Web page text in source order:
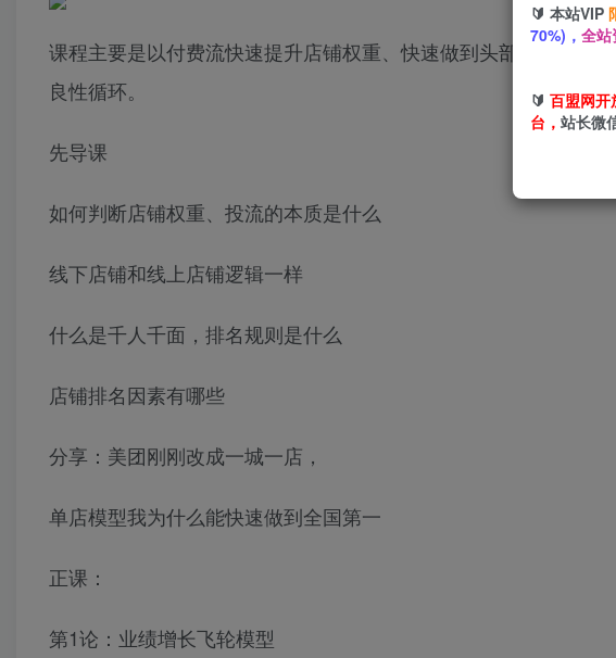
课程主要是以付费流快速提升店铺权重、快速做到头部，带动自
良性循环。
先导课
如何判断店铺权重、投流的本质是什么
线下店铺和线上店铺逻辑一样
什么是千人千面，排名规则是什么
店铺排名因素有哪些
分享：美团刚刚改成一城一店，
单店模型我为什么能快速做到全国第一
正课：
第1论：业绩增长飞轮模型
🔰 本站VIP
70%)， 全站
🔰 百盟网开
台， 站长微